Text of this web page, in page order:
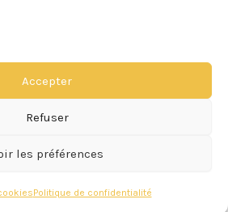
Accepter
Refuser
les préférences
Politique de confidentialité
de confidentialité
| Propulsé par